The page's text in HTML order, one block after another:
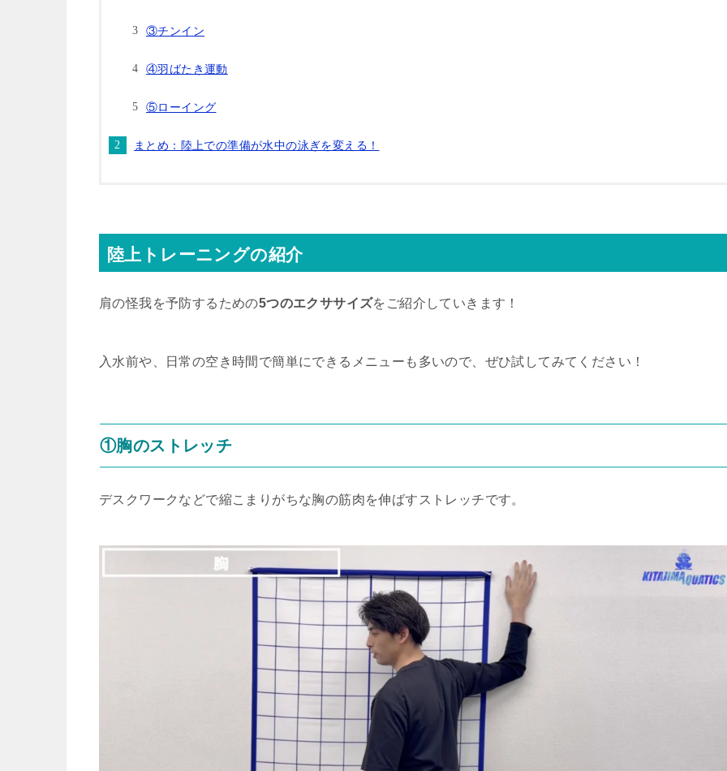
③チンイン
④羽ばたき運動
⑤ローイング
まとめ：陸上での準備が水中の泳ぎを変える！
陸上トレーニングの紹介
肩の怪我を予防するための5つのエクササイズをご紹介していきます！
入水前や、日常の空き時間で簡単にできるメニューも多いので、ぜひ試してみてください！
①胸のストレッチ
デスクワークなどで縮こまりがちな胸の筋肉を伸ばすストレッチです。